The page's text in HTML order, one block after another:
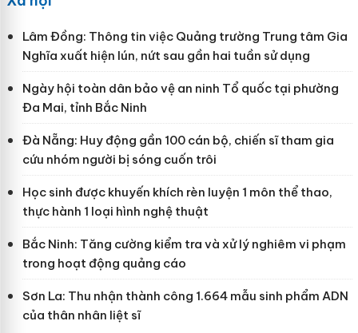
Lâm Đồng: Thông tin việc Quảng trường Trung tâm Gia
Nghĩa xuất hiện lún, nứt sau gần hai tuần sử dụng
Ngày hội toàn dân bảo vệ an ninh Tổ quốc tại phường
Đa Mai, tỉnh Bắc Ninh
Đà Nẵng: Huy động gần 100 cán bộ, chiến sĩ tham gia
cứu nhóm người bị sóng cuốn trôi
Học sinh được khuyến khích rèn luyện 1 môn thể thao,
thực hành 1 loại hình nghệ thuật
Bắc Ninh: Tăng cường kiểm tra và xử lý nghiêm vi phạm
trong hoạt động quảng cáo
Sơn La: Thu nhận thành công 1.664 mẫu sinh phẩm ADN
của thân nhân liệt sĩ